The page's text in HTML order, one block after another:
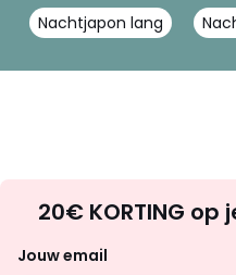
Nachtjapon lang
20€ KORTING
Jouw email